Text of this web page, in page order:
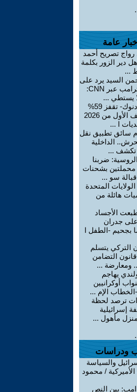
عامة
رواج تصريح أحمد
دير الزور بكلمة
...
السيد يرد على
هجمات ترامب عبر CNN:
يستطي ...
أرباح -أدنوك- تقفز 59%
في النصف الأول من 2026
ا ...
سائق تطبيق نقل
الداخلية
تكشف ...
ضربنا
محملتين بشحنات
سو ...
المتحدة
هائلة من
الأجساد
جدران
بجحيم -الطفل ا
التركي يتسلم
التضامن
ومعارضة ...
يهاجم
أوكرانيين
الخطاب الإم ...
ترصد لحظة
إسرائيلية
مأهول ...
ودراسات
والسياسة
الأميركية / محمود
بين النص